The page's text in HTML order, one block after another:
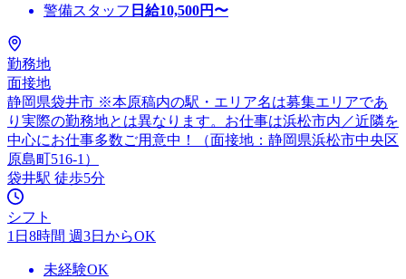
警備スタッフ 日給10,500円〜
勤務地
面接地
静岡県袋井市 ※本原稿内の駅・エリア名は募集エリアであ
り実際の勤務地とは異なります。お仕事は浜松市内／近隣を
中心にお仕事多数ご用意中！（面接地：静岡県浜松市中央区
原島町516-1）
袋井駅 徒歩5分
シフト
1日8時間 週3日からOK
未経験OK